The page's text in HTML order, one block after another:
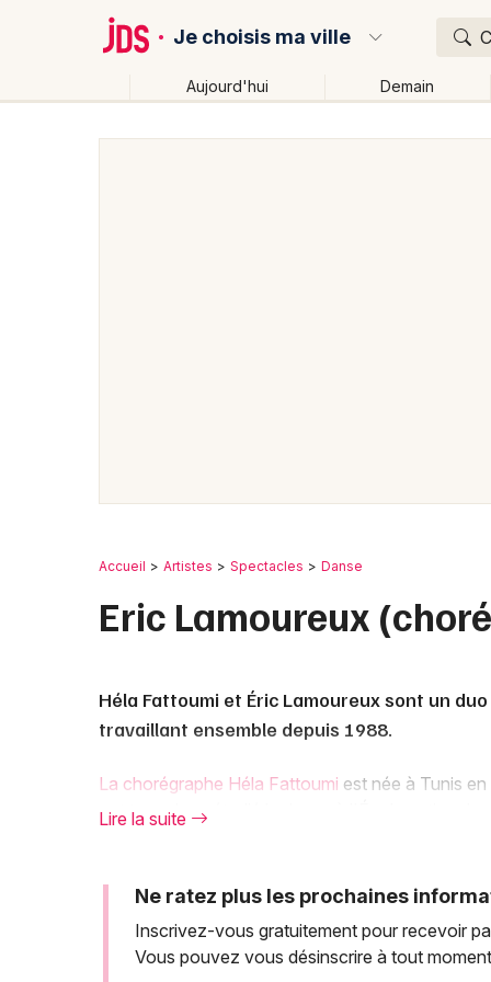
Je choisis ma ville
Aujourd'hui Demain
Accueil Artistes Spectacles Danse
Eric Lamoureux
Héla Fattoumi et Éric Lamoureux sont un
travaillant ensemble depuis 1988.
La chorégraphe Héla Fattoumi est née à Tunis
ont tous deux étudié la danse à l'École nationale
Leur travail est caractérisé par son exploration
objets et des environnements dans leurs pièces
spectateurs.
Lire la suite
Ne ratez plus les prochaines
Inscrivez-vous gratuitement pour recevoir
Vous pouvez vous désinscrire à tout